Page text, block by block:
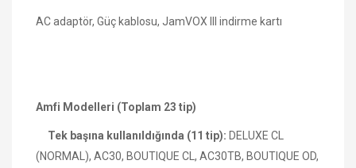
AC adaptör, Güç kablosu, JamVOX III indirme kartı
Amfi Modelleri (Toplam 23 tip)
Tek başına kullanıldığında (11 tip): DELUXE CL
(NORMAL), AC30, BOUTIQUE CL, AC30TB, BOUTIQUE OD,